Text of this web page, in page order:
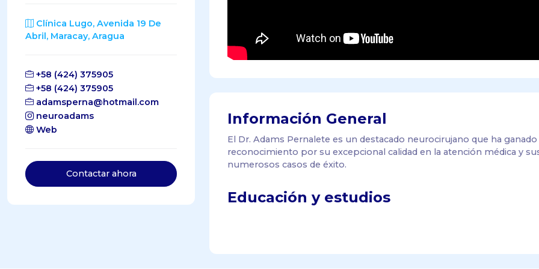
Clínica Lugo, Avenida 19 De
Abril, Maracay, Aragua
+58 (424) 375905
+58 (424) 375905
adamsperna@hotmail.com
neuroadams
Web
Contactar ahora
Información General
El Dr. Adams Pernalete es un destacado neurocirujano que ha ganado
reconocimiento por su excepcional calidad en la atención médica y
numerosos casos de éxito.
Educación y estudios